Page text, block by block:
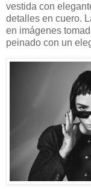
vestida con
detalles en cuero.
en imágenes
peinado con un